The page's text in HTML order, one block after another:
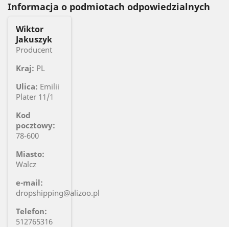
Informacja o podmiotach odpowiedzialnych
Wiktor
Jakuszyk
Producent
Kraj: PL
Ulica: Emilii
Plater 11/1
Kod
pocztowy:
78-600
Miasto:
Walcz
e-mail:
dropshipping@alizoo.pl
Telefon:
512765316